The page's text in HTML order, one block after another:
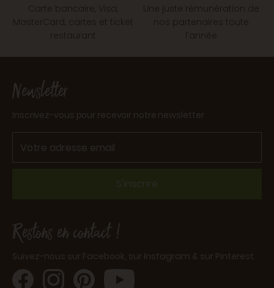
Carte bancaire, Visa,
MasterCard, cartes et ticket
restaurant
Une juste rémunération de
nos partenaires toute
l’année
Newsletter
Inscrivez-vous pour recevoir notre newsletter
S'inscrire
Restons en contact !
Suivez-nous sur Facebook, sur Instagram & sur Pinterest.